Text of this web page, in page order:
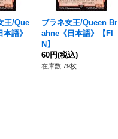
王/Que
語》
ブラネ女王/Queen Br
ahne《日本語》【FI
N】
60円(税込)
在庫数 79枚